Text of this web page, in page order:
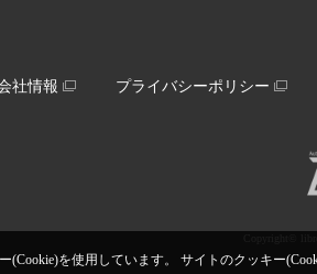
を使用しています。 サイトのクッキー
社情報 プライバシーポリシー